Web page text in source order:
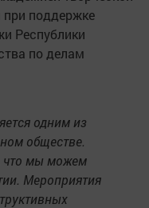
при поддержке
Республики
по делам
одним из
обществе.
что мы можем
Мероприятия